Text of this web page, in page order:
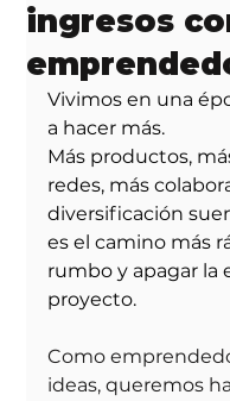
ingresos
Vivimos en una
a hacer más.
Más productos,
redes, más
diversificación
es el camino más
rumbo y apagar
proyecto.
Como
ideas, queremos